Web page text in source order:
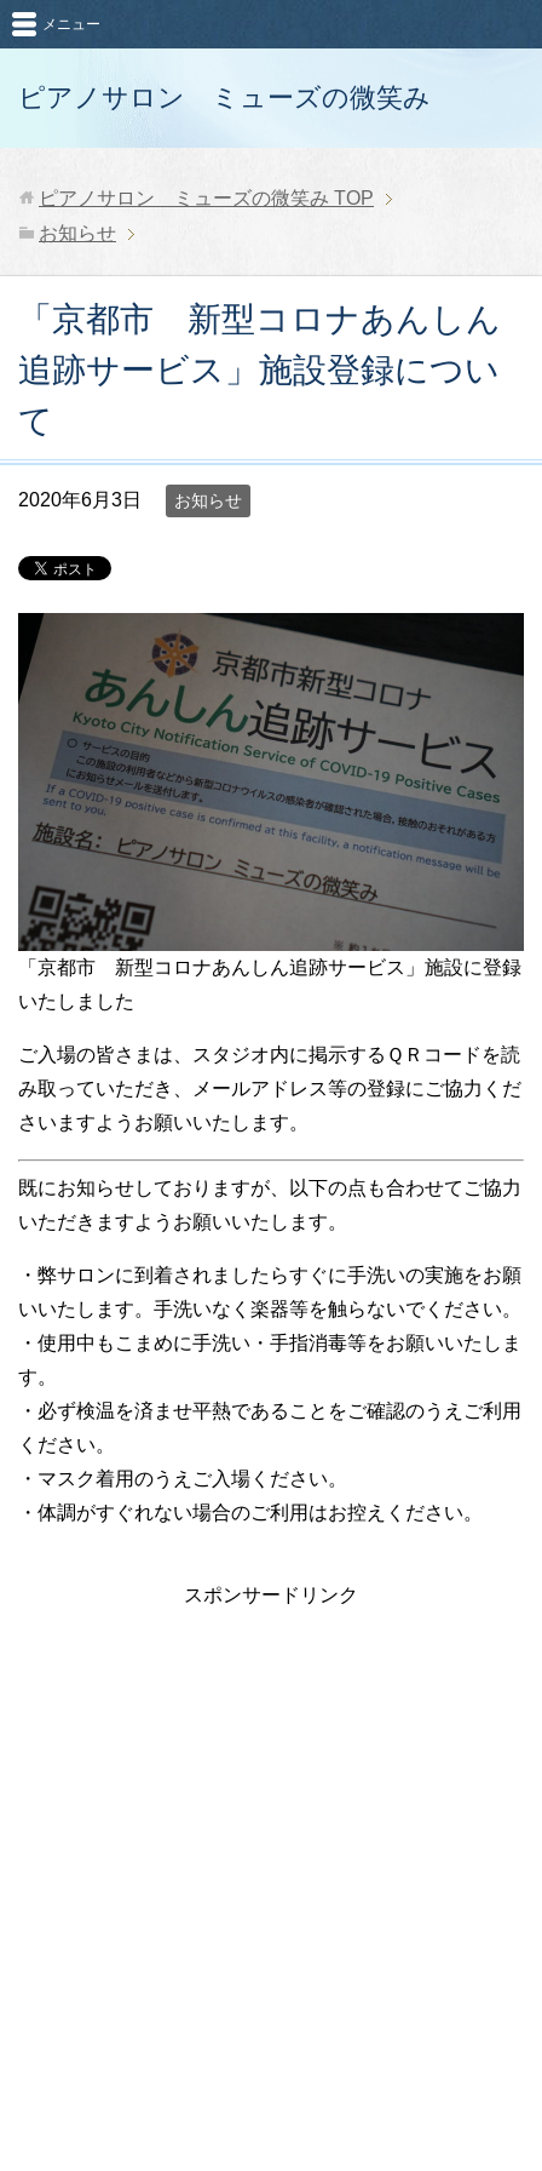
ピアノサロン ミューズの微笑み
メニュー
ピアノサロン ミューズの微笑み TOP
お知らせ
「京都市 新型コロナあんしん
追跡サービス」施設登録につい
て
2020年6月3日 お知らせ
「京都市 新型コロナあんしん追跡サービス」施設に登録
いたしました
ご入場の皆さまは、スタジオ内に掲示するＱＲコードを読
み取っていただき、メールアドレス等の登録にご協力くだ
さいますようお願いいたします。
既にお知らせしておりますが、以下の点も合わせてご協力
いただきますようお願いいたします。
・弊サロンに到着されましたらすぐに手洗いの実施をお願
いいたします。手洗いなく楽器等を触らないでください。
・使用中もこまめに手洗い・手指消毒等をお願いいたしま
す。
・必ず検温を済ませ平熱であることをご確認のうえご利用
ください。
・マスク着用のうえご入場ください。
・体調がすぐれない場合のご利用はお控えください。
スポンサードリンク